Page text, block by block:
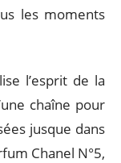
les moments
l’esprit de la
chaîne pour
jusque dans
Chanel N°5,